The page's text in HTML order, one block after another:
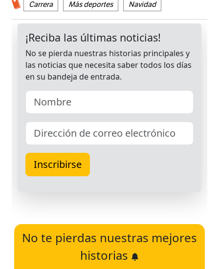
Carrera Más deportes Navidad
No te pierdas nuestras mejores
historias